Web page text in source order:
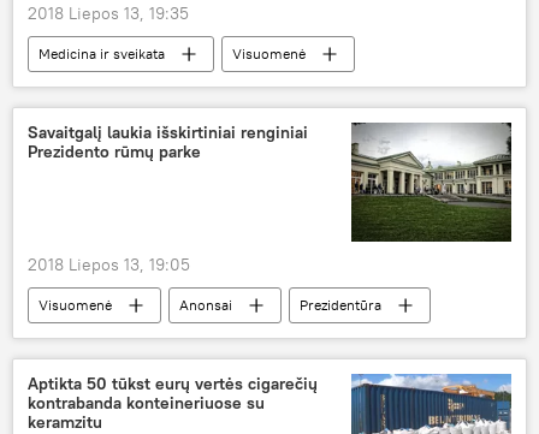
2018 Liepos 13, 19:35
Medicina ir sveikata
Visuomenė
kompensacija
vaistai kaina
Savaitgalį laukia išskirtiniai renginiai
Prezidento rūmų parke
2018 Liepos 13, 19:05
Visuomenė Anonsai
Prezidentūra
savaitgalis
renginiai
Aptikta 50 tūkst eurų vertės cigarečių
kontrabanda konteineriuose su
keramzitu